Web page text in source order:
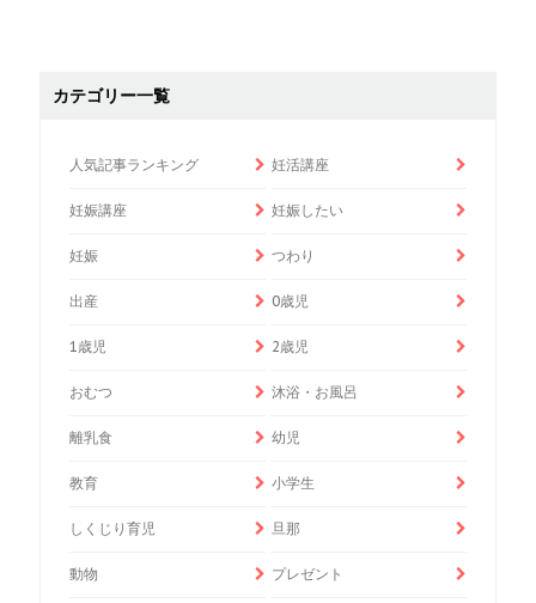
カテゴリー一覧
人気記事ランキング 妊活講座
妊娠講座 妊娠したい
妊娠 つわり
出産 0歳児
1歳児 2歳児
おむつ 沐浴・お風呂
離乳食 幼児
教育 小学生
しくじり育児 旦那
動物 プレゼント